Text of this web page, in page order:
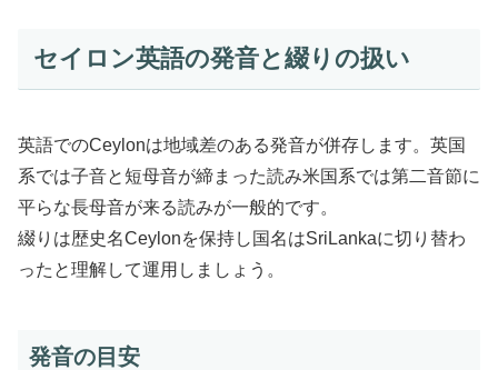
セイロン英語の発音と綴りの扱い
英語でのCeylonは地域差のある発音が併存します。英国
系では子音と短母音が締まった読み米国系では第二音節に
平らな長母音が来る読みが一般的です。
綴りは歴史名Ceylonを保持し国名はSriLankaに切り替わ
ったと理解して運用しましょう。
発音の目安